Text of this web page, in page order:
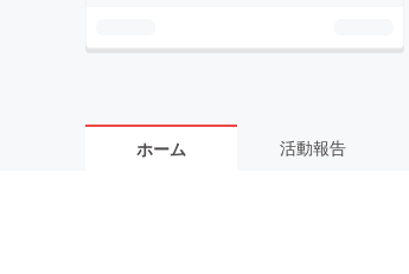
ホーム 活動報告